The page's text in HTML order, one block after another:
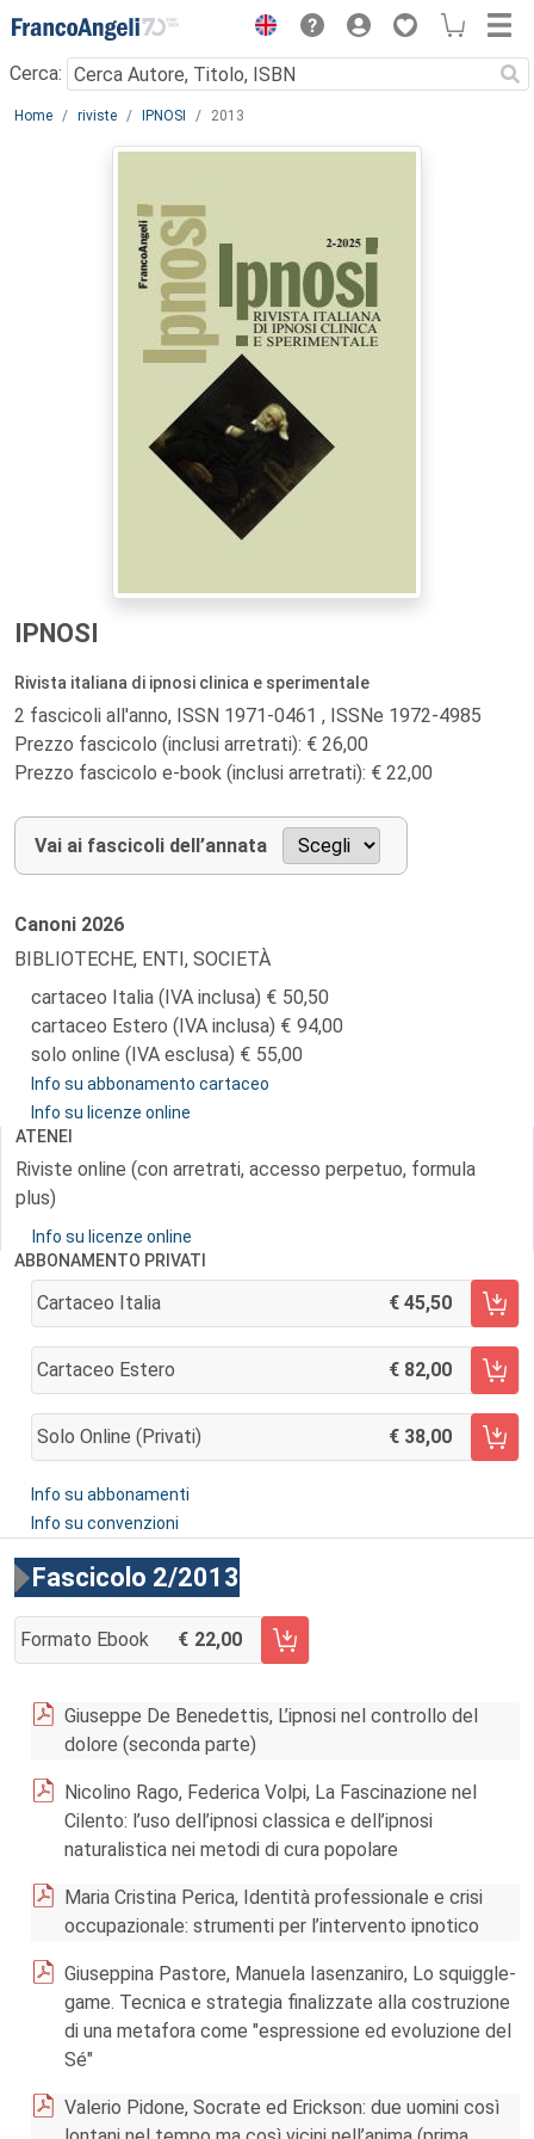
Menu
Cerca:
Main content
Home riviste IPNOSI 2013
IPNOSI
Rivista italiana di ipnosi clinica e sperimentale
2 fascicoli all'anno, ISSN 1971-0461 , ISSNe 1972-4985
Prezzo fascicolo (inclusi arretrati): € 26,00
Prezzo fascicolo e-book (inclusi arretrati): € 22,00
Vai ai fascicoli dell’annata
Canoni 2026
BIBLIOTECHE, ENTI, SOCIETÀ
cartaceo Italia (IVA inclusa)
50,50
cartaceo Estero (IVA inclusa)
94,00
solo online (IVA esclusa)
55,00
Info su abbonamento cartaceo
Info su licenze online
ATENEI
Riviste online (con arretrati, accesso perpetuo, formula
plus)
Info su licenze online
ABBONAMENTO PRIVATI
Cartaceo Italia 45,50
AGGIUNGI AL CARRELLO
Cartaceo Estero 82,00
AGGIUNGI AL CARRELLO
Solo Online (privati) 38,00
AGGIUNGI AL CARRELLO
Info su abbonamenti
Info su convenzioni
Fascicolo 2/2013
Formato Ebook 22,00
AGGIUNGI AL CARRELLO FASCICOLO 2/2013
Giuseppe De Benedettis, L’ipnosi nel controllo del
dolore (seconda parte)
Nicolino Rago, Federica Volpi, La Fascinazione nel
Cilento: l’uso dell’ipnosi classica e dell’ipnosi
naturalistica nei metodi di cura popolare
Maria Cristina Perica, Identità professionale e crisi
occupazionale: strumenti per l’intervento ipnotico
Giuseppina Pastore, Manuela Iasenzaniro, Lo squiggle-
game. Tecnica e strategia finalizzate alla costruzione
di una metafora come "espressione ed evoluzione del
Sé"
Valerio Pidone, Socrate ed Erickson: due uomini così